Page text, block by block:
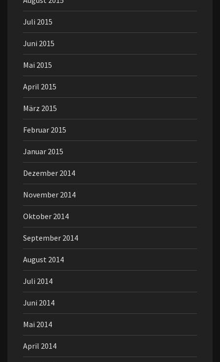
Juli 2015
Juni 2015
Mai 2015
April 2015
März 2015
Februar 2015
Januar 2015
Dezember 2014
November 2014
Oktober 2014
September 2014
August 2014
Juli 2014
Juni 2014
Mai 2014
April 2014